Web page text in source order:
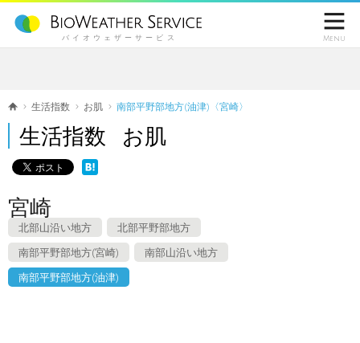
バイオウェザーサービス

Menu
生活指数 お肌 南部平野部地方(油津)〈宮崎〉
生活指数 お肌
宮崎
北部山沿い地方 北部平野部地方
南部平野部地方(宮崎) 南部山沿い地方
南部平野部地方(油津)